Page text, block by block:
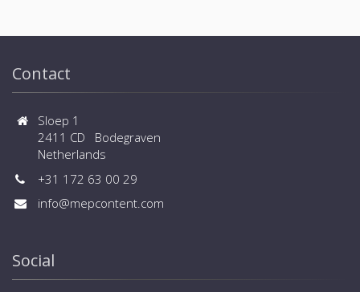
Contact
Sloep 1
2411 CD Bodegraven
Netherlands
+31 172 63 00 29
info@mepcontent.com
Social